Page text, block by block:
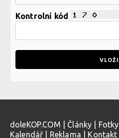
Kontrolní kód
doleKOP.COM Články Fotky
Kalendář
Reklama Kontakt